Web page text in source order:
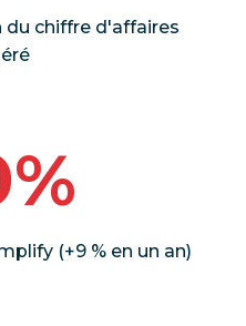
du chiffre d'affaires
(+9 % en un an)